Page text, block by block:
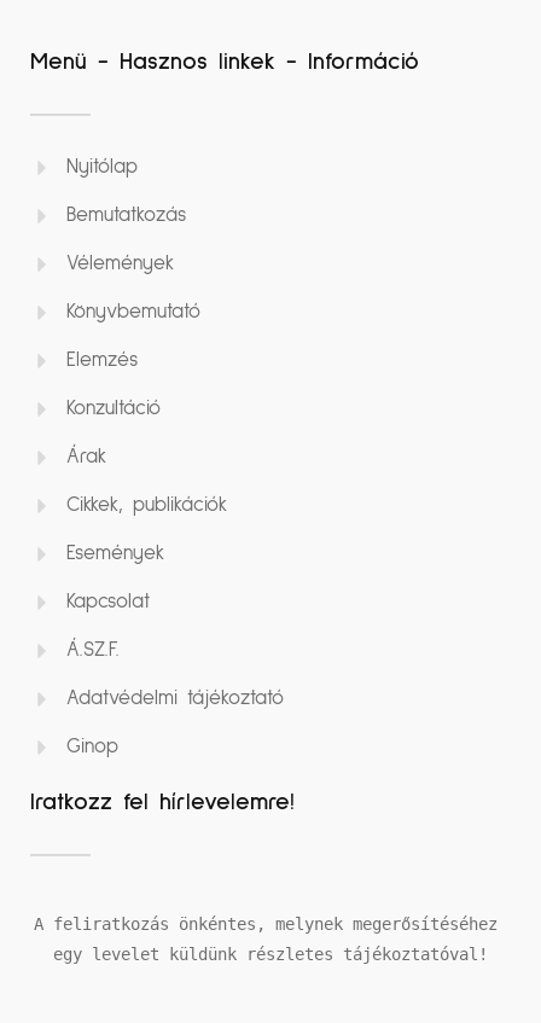
Menü - Hasznos linkek - Információ
Nyitólap
Bemutatkozás
Vélemények
Könyvbemutató
Elemzés
Konzultáció
Árak
Cikkek, publikációk
Események
Kapcsolat
Á.SZ.F.
Adatvédelmi tájékoztató
Ginop
Iratkozz fel hírlevelemre!
A feliratkozás önkéntes, melynek megerősítéséhez
egy levelet küldünk részletes tájékoztatóval!